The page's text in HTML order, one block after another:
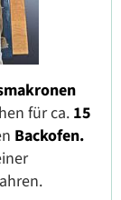
für ca. 15
Backofen.